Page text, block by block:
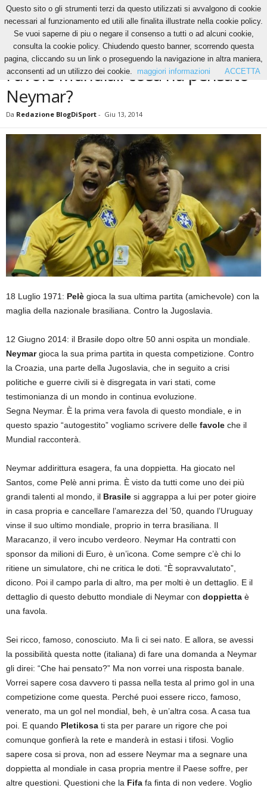
News Favole Mundial: cosa ha pensato Neymar?
NEWS
Favole Mundial: cosa ha pensato
Neymar?
Da Redazione BlogDiSport - Giu 13, 2014
18 Luglio 1971: Pelè gioca la sua ultima partita (amichevole) con la
maglia della nazionale brasiliana. Contro la Jugoslavia.
12 Giugno 2014: il Brasile dopo oltre 50 anni ospita un mondiale.
Neymargioca la sua prima partita in questa competizione. Contro
la Croazia, una parte della Jugoslavia, che in seguito a crisi
politiche e guerre civili si è disgregata in vari stati, come
testimonianza di un mondo in continua evoluzione.
Segna Neymar. È la prima vera favola di questo mondiale, e in
questo spazio “autogestito” vogliamo scrivere delle favole che il
Mundial racconterà.
Neymar addirittura esagera, fa una doppietta. Ha giocato nel
Santos, come Pelè anni prima. È visto da tutti come uno dei più
grandi talenti al mondo, il Brasile si aggrappa a lui per poter gioire
in casa propria e cancellare l’amarezza del ’50, quando l’Uruguay
vinse il suo ultimo mondiale, proprio in terra brasiliana. Il
Maracanzo, il vero incubo verdeoro. Neymar Ha contratti con
sponsor da milioni di Euro, è un’icona. Come sempre c’è chi lo
ritiene un simulatore, chi ne critica le doti. “È sopravvalutato”,
dicono. Poi il campo parla di altro, ma per molti è un dettaglio. E il
dettaglio di questo debutto mondiale di Neymar con doppietta è
una favola.
Sei ricco, famoso, conosciuto. Ma lì ci sei nato. E allora, se avessi
la possibilità questa notte (italiana) di fare una domanda a Neymar
gli direi: “Che hai pensato?” Ma non vorrei una risposta banale.
Vorrei sapere cosa davvero ti passa nella testa al primo gol in una
competizione come questa. Perché puoi essere ricco, famoso,
venerato, ma un gol nel mondial, beh, è un’altra cosa. A casa tua
poi. E quando Pletikosa ti sta per parare un rigore che poi
comunque gonfierà la rete e manderà in estasi i tifosi. Voglio
sapere cosa si prova, non ad essere Neymar ma a segnare una
doppietta al mondiale in casa propria mentre il Paese soffre, per
altre questioni. Questioni che la Fifa fa finta di non vedere. Voglio
Questo sito o gli strumenti terzi da questo utilizzati si avvalgono di cookie
necessari al funzionamento ed utili alle finalita illustrate nella cookie policy.
Se vuoi saperne di piu o negare il consenso a tutti o ad alcuni cookie,
consulta la cookie policy. Chiudendo questo banner, scorrendo questa
pagina, cliccando su un link o proseguendo la navigazione in altra maniera,
acconsenti ad un utilizzo dei cookie.
maggiori informazioni ACCETTA